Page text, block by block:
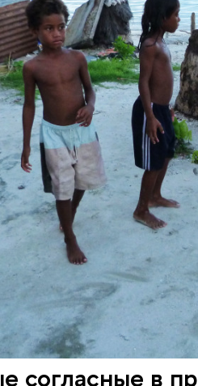
согласные в